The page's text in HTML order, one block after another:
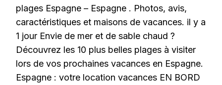
plages Espagne – Espagne . Photos, avis,
caractéristiques et maisons de vacances. il y a
1 jour Envie de mer et de sable chaud ?
Découvrez les 10 plus belles plages à visiter
lors de vos prochaines vacances en Espagne.
Espagne : votre location vacances EN BORD